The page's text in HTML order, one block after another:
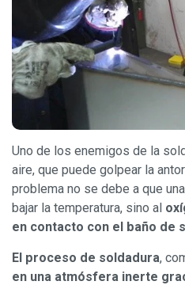
Uno de los enemigos de la
aire, que puede golpear la
problema no se debe a que
bajar la temperatura, sino al
en contacto con el baño de
El proceso de soldadura,
en una atmósfera inerte